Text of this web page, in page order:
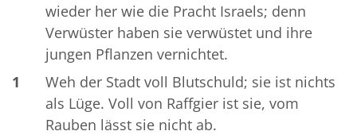
wieder her wie die Pracht Israels; denn
Verwüster haben sie verwüstet und ihre
jungen Pflanzen vernichtet.
1
Weh der Stadt voll Blutschuld; sie ist nichts
als Lüge. Voll von Raffgier ist sie, vom
Rauben lässt sie nicht ab.